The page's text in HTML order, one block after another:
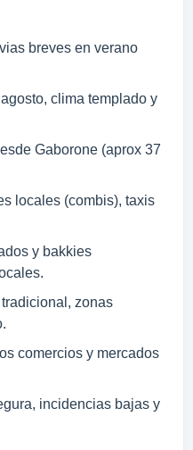
breves en verano
clima templado y
Gaborone (aprox 37
locales (combis), taxis
y bakkies
zonas
comercios y mercados
incidencias bajas y